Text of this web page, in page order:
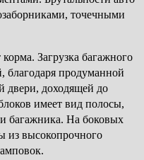
точечными
Загрузка багажного
благодаря продуманной
двери, доходящей до
имеет вид полосы,
багажника. На боковых
из высокопрочного